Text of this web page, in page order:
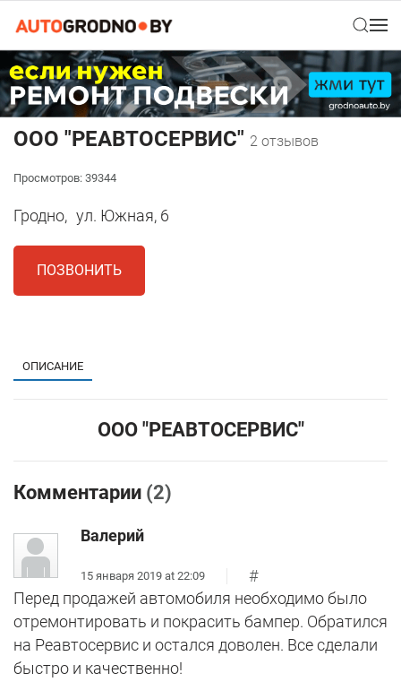
ООО "РЕАВТОСЕРВИС" 2 отзывов
Просмотров: 39344
Гродно, ул. Южная, 6
ПОЗВОНИТЬ
ОПИСАНИЕ
ООО "РЕАВТОСЕРВИС"
Комментарии (2)
Валерий
15 января 2019 at 22:09
#
Перед продажей автомобиля необходимо было
отремонтировать и покрасить бампер. Обратился
на Реавтосервис и остался доволен. Все сделали
быстро и качественно!